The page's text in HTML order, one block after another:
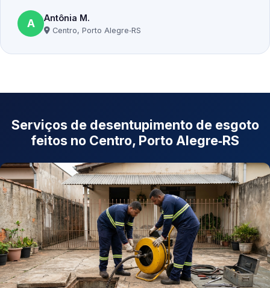
A Antônia M.
Centro, Porto Alegre‑RS
Serviços de desentupimento de esgoto
feitos no Centro, Porto Alegre‑RS